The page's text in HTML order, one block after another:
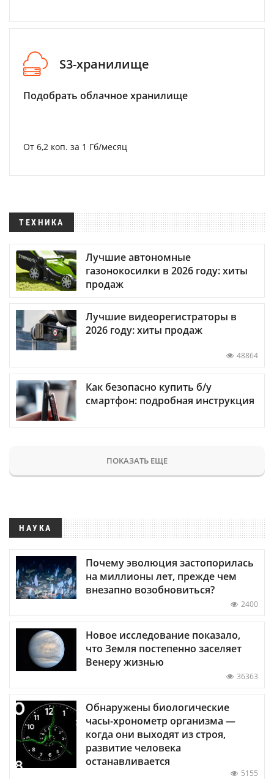
S3-хранилище
Подобрать облачное хранилище
От 6,2 коп. за 1 Гб/месяц
ТЕХНИКА
Лучшие автономные
газонокосилки в 2026 году: хиты
продаж
Лучшие видеорегистраторы в
2026 году: хиты продаж
48864
Как безопасно купить б/у
смартфон: подробная инструкция
ПОКАЗАТЬ ЕЩЕ
НАУКА
Почему эволюция застопорилась
на миллионы лет, прежде чем
внезапно возобновиться?
2400
Новое исследование показало,
что Земля постепенно заселяет
Венеру жизнью
36363
Обнаружены биологические
часы-хронометр организма —
когда они выходят из строя,
развитие человека
останавливается
5155